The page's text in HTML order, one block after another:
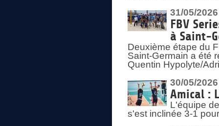
31/05/2026
FBV
à Saint-
Deuxième étape du
Saint-Germain a été
Quentin Hypolyte/
30/05/2026
Amical :
L'équipe
s'est inclinée 3-1